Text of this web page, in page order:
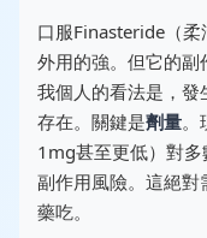
口服Finasteride（
外用的強。但它的副
我個人的看法是，
存在。關鍵是劑量。
1mg甚至更低）對
副作用風險。這絕
藥吃。